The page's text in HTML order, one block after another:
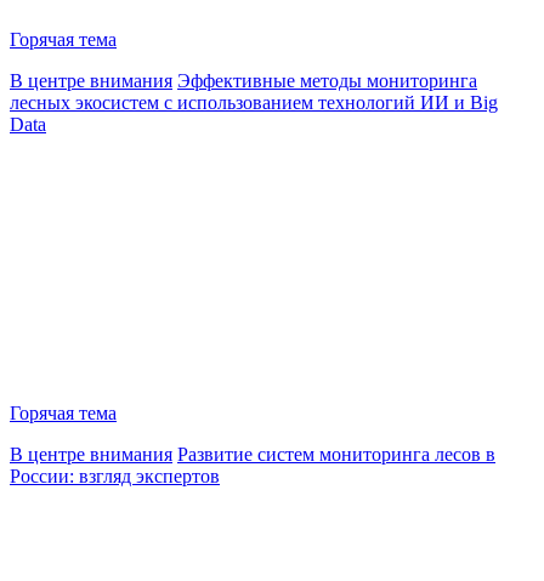
Горячая тема
В центре внимания Эффективные методы мониторинга
лесных экосистем с использованием технологий ИИ и Big
Data
Горячая тема
В центре внимания Развитие систем мониторинга лесов в
России: взгляд экспертов